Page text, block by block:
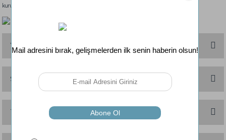
kurutmayınız.Asarak kurutunuz.
Yorumlar
Bu ürüne ilk yorumu siz yapın!
Yorum Yaz
Soru & Cevap
Ürün hakkında henüz soru sorulmamış.
Taksit Seçenekleri